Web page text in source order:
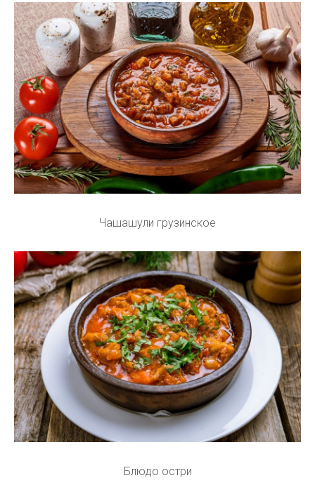
Чашашули грузинское
Блюдо остри